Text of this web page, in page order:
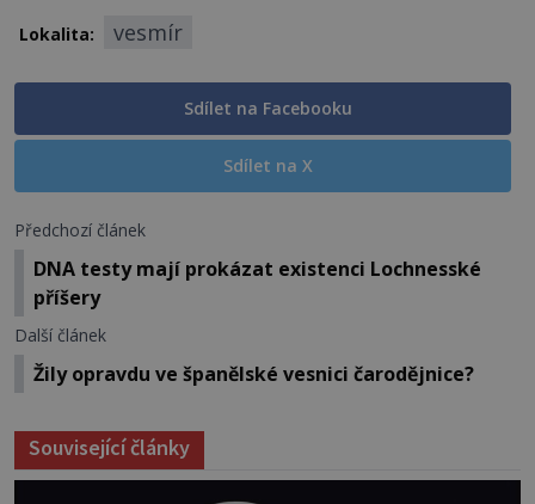
Lokalita: vesmír
Sdílet na Facebooku
Sdílet na X
Předchozí článek
DNA testy mají prokázat existenci Lochnesské
příšery
Další článek
Žily opravdu ve španělské vesnici čarodějnice?
Související články